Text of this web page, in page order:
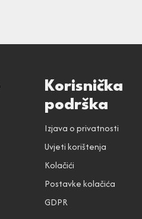
Korisnička
podrška
Izjava o privatnosti
Uvjeti korištenja
Kolačići
Postavke kolačića
GDPR